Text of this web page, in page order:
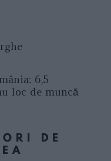
6,5
loc de muncă
DE